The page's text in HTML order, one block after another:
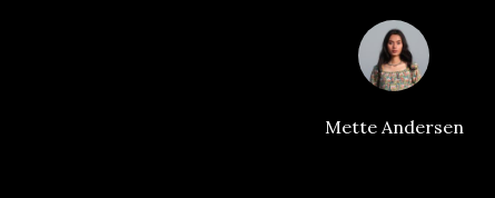
Mette Andersen